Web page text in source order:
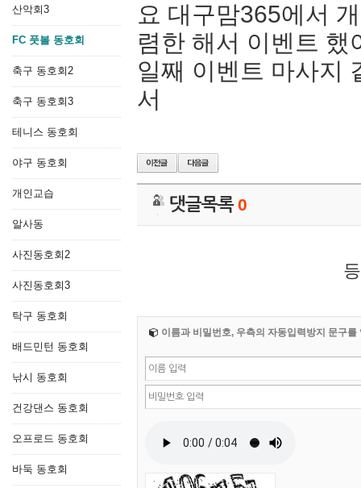
산악회3
FC 풋볼 동호회
축구 동호회2
축구 동호회3
테니스 동호회
야구 동호회
개인교습
알사동
사진동호회2
사진동호회3
탁구 동호회
배드민턴 동호회
낚시 동호회
건강댄스 동호회
오프로드 동호회
바둑 동호회
요 대구맘365에서
렴한 해서 이벤트
일째 이벤트 마사지
서
댓글목록0
이름과 비밀번호, 우측의 자동입력방지 문구를